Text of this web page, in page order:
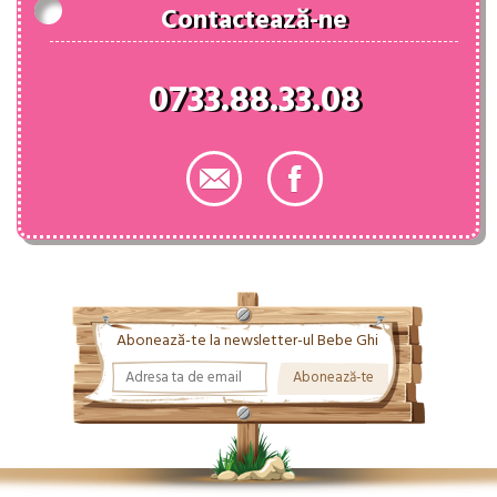
Contactează-ne
0733.88.33.08
Abonează-te la newsletter-ul Bebe Ghi